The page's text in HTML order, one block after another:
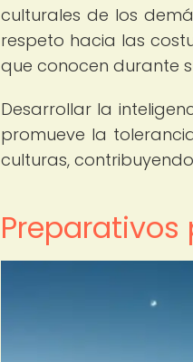
culturales de los
respeto hacia las
que conocen durante
Desarrollar la
promueve la
culturas,